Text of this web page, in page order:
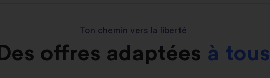
Ton chemin vers la liberté
Des offres adaptées à tous